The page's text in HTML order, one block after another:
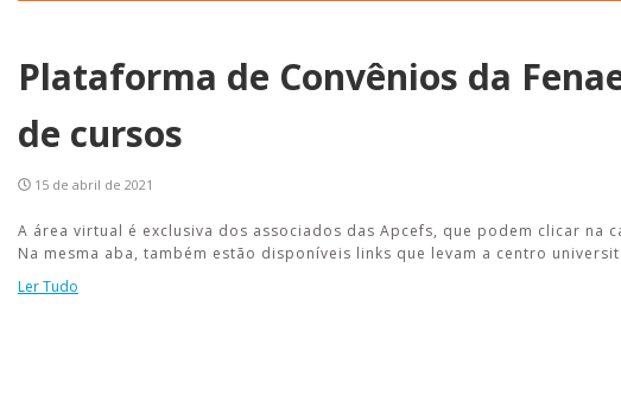
Plataforma de Convênios da
de cursos
15 de abril de 2021
A área virtual é exclusiva dos associados das Apcefs, que podem clicar
Na mesma aba, também estão disponíveis links que levam a centro
Ler Tudo